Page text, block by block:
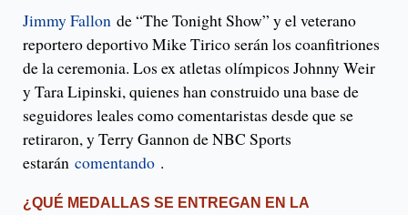
Jimmy Fallon de “The Tonight Show” y el veterano
reportero deportivo Mike Tirico serán los coanfitriones
de la ceremonia. Los ex atletas olímpicos Johnny Weir
y Tara Lipinski, quienes han construido una base de
seguidores leales como comentaristas desde que se
retiraron, y Terry Gannon de NBC Sports
estarán comentando .
¿QUÉ MEDALLAS SE ENTREGAN EN LA